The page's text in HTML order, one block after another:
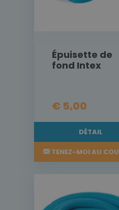
Épuisette de
fond Intex
€ 5,00
DÉTAIL
TENEZ-MOI AU